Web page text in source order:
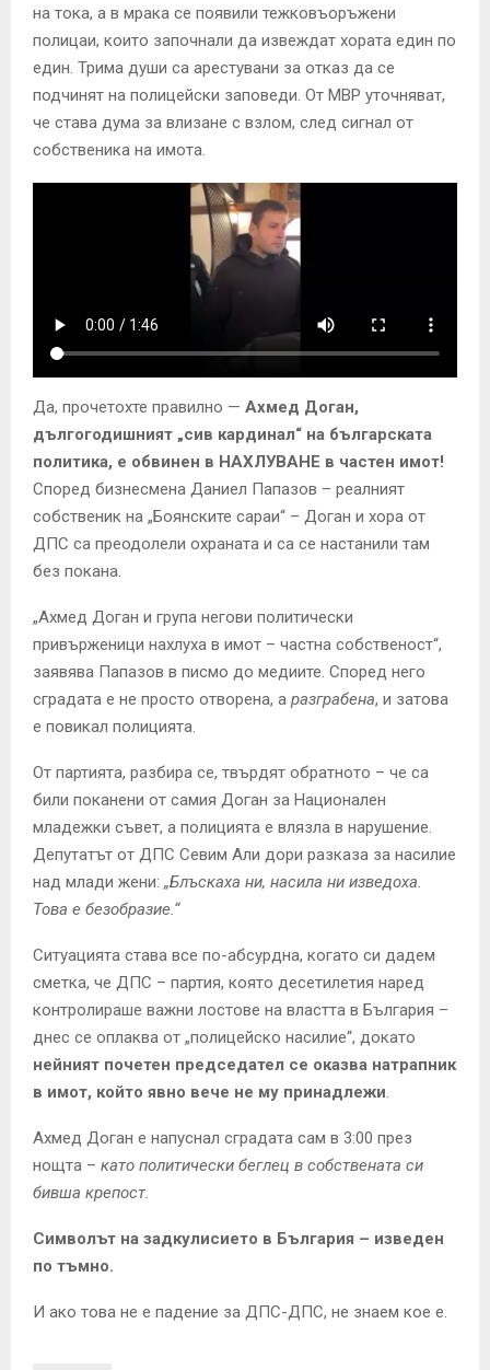
на тока, а в мрака се появили тежковъоръжени
полицаи, които започнали да извеждат хората един по
един. Трима души са арестувани за отказ да се
подчинят на полицейски заповеди. От МВР уточняват,
че става дума за влизане с взлом, след сигнал от
собственика на имота.
Да, прочетохте правилно — Ахмед Доган,
дългогодишният „сив кардинал“ на българската
политика, е обвинен в НАХЛУВАНЕ в частен имот!
Според бизнесмена Даниел Папазов – реалният
собственик на „Боянските сараи“ – Доган и хора от
ДПС са преодолели охраната и са се настанили там
без покана.
„Ахмед Доган и група негови политически
привърженици нахлуха в имот – частна собственост“,
заявява Папазов в писмо до медиите. Според него
сградата е не просто отворена, а разграбена, и затова
е повикал полицията.
От партията, разбира се, твърдят обратното – че са
били поканени от самия Доган за Национален
младежки съвет, а полицията е влязла в нарушение.
Депутатът от ДПС Севим Али дори разказа за насилие
над млади жени: „Блъскаха ни, насила ни изведоха.
Това е безобразие.“
Ситуацията става все по-абсурдна, когато си дадем
сметка, че ДПС – партия, която десетилетия наред
контролираше важни лостове на властта в България –
днес се оплаква от „полицейско насилие“, докато
нейният почетен председател се оказва натрапник
в имот, който явно вече не му принадлежи
Ахмед Доган е напуснал сградата сам в 3:00 през
нощта – като политически беглец в собствената си
бивша крепост.
Символът на задкулисието в България – изведен
по тъмно.
И ако това не е падение за ДПС-ДПС, не знаем кое е.